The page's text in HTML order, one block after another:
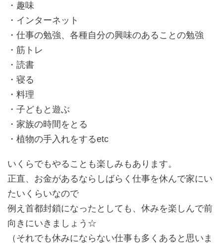
・趣味
・インターネット
・仕事の勉強、各種自分の興味のあることの勉強
・筋トレ
・読書
・寝る
・料理
・子どもと遊ぶ
・家族の時間をとる
・植物の手入れをするetc
いくらでもやることも楽しみもあります。
正直、お金があるならしばらく仕事を休んで家にい
たいくらいなので
例え首都封鎖になったとしても、休みを楽しんで前
向きにいきましょう☆
（それでも休みにならない仕事も多くあると思いま